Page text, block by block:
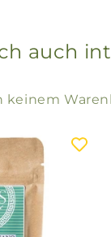
auch
keinem